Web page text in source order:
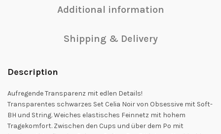
Additional information
Shipping & Delivery
Description
Aufregende Transparenz mit edlen Details!
Transparentes schwarzes Set Celia Noir von Obsessive mit Soft-
BH und String. Weiches elastisches Feinnetz mit hohem
Tragekomfort. Zwischen den Cups und über dem Po mit